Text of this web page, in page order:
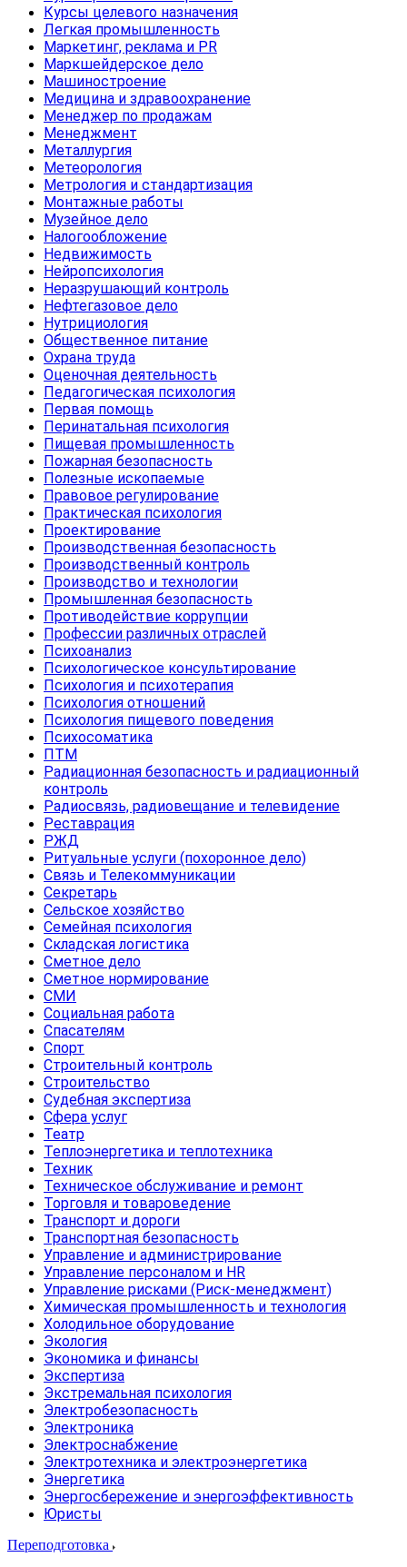
Курсы целевого назначения
Легкая промышленность
Маркетинг, реклама и PR
Маркшейдерское дело
Машиностроение
Медицина и здравоохранение
Менеджер по продажам
Менеджмент
Металлургия
Метеорология
Метрология и стандартизация
Монтажные работы
Музейное дело
Налогообложение
Недвижимость
Нейропсихология
Неразрушающий контроль
Нефтегазовое дело
Нутрициология
Общественное питание
Охрана труда
Оценочная деятельность
Педагогическая психология
Первая помощь
Перинатальная психология
Пищевая промышленность
Пожарная безопасность
Полезные ископаемые
Правовое регулирование
Практическая психология
Проектирование
Производственная безопасность
Производственный контроль
Производство и технологии
Промышленная безопасность
Противодействие коррупции
Профессии различных отраслей
Психоанализ
Психологическое консультирование
Психология и психотерапия
Психология отношений
Психология пищевого поведения
Психосоматика
ПТМ
Радиационная безопасность и радиационный
контроль
Радиосвязь, радиовещание и телевидение
Реставрация
РЖД
Ритуальные услуги (похоронное дело)
Связь и Телекоммуникации
Секретарь
Сельское хозяйство
Семейная психология
Складская логистика
Сметное дело
Сметное нормирование
СМИ
Социальная работа
Спасателям
Спорт
Строительный контроль
Строительство
Судебная экспертиза
Сфера услуг
Театр
Теплоэнергетика и теплотехника
Техник
Техническое обслуживание и ремонт
Торговля и товароведение
Транспорт и дороги
Транспортная безопасность
Управление и администрирование
Управление персоналом и HR
Управление рисками (Риск-менеджмент)
Химическая промышленность и технология
Холодильное оборудование
Экология
Экономика и финансы
Экспертиза
Экстремальная психология
Электробезопасность
Электроника
Электроснабжение
Электротехника и электроэнергетика
Энергетика
Энергосбережение и энергоэффективность
Юристы
Переподготовка